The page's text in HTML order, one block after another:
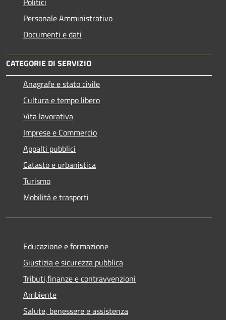
Personale Amministrativo
Documenti e dati
CATEGORIE DI SERVIZIO
Anagrafe e stato civile
Cultura e tempo libero
Vita lavorativa
Imprese e Commercio
Appalti pubblici
Catasto e urbanistica
Turismo
Mobilità e trasporti
Educazione e formazione
Giustizia e sicurezza pubblica
Tributi,finanze e contravvenzioni
Ambiente
Salute, benessere e assistenza